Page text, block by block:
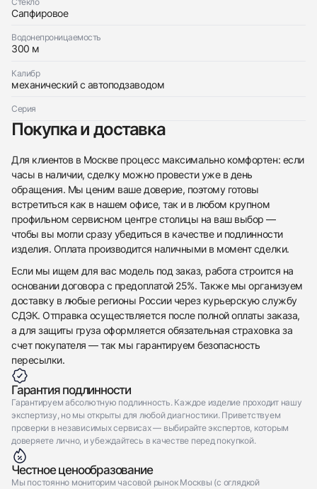
Сапфировое
Водонепроницаемость
300 м
Калибр
механический с автоподзаводом
Серия
Покупка и доставка
Для клиентов в Москве процесс максимально комфортен: если
часы в наличии, сделку можно провести уже в день
обращения. Мы ценим ваше доверие, поэтому готовы
встретиться как в нашем офисе, так и в любом крупном
профильном сервисном центре столицы на ваш выбор —
чтобы вы могли сразу убедиться в качестве и подлинности
изделия. Оплата производится наличными в момент сделки.
Если мы ищем для вас модель под заказ, работа строится на
основании договора с предоплатой 25%. Также мы организуем
доставку в любые регионы России через курьерскую службу
СДЭК. Отправка осуществляется после полной оплаты заказа,
а для защиты груза оформляется обязательная страховка за
счет покупателя — так мы гарантируем безопасность
пересылки.
Гарантия подлинности
Гарантируем абсолютную подлинность. Каждое изделие проходит нашу
экспертизу, но мы открыты для любой диагностики. Приветствуем
проверки в независимых сервисах — выбирайте экспертов, которым
доверяете лично, и убеждайтесь в качестве перед покупкой.
Честное ценообразование
Мы постоянно мониторим часовой рынок Москвы (с оглядкой
Приложите фото ваших часов…
Отправить заявку